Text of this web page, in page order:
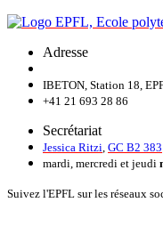
Adresse
IBETON, Station 18,
+41 21 693 28 86
Secrétariat
Jessica Ritzi GC B2 383
mardi, mercredi et jeudi
Suivez l'EPFL sur les réseaux